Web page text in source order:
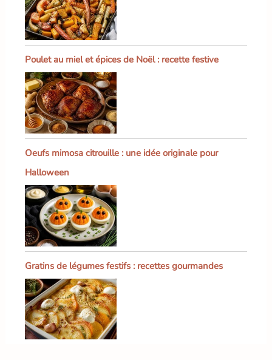
Poulet au miel et épices de Noël : recette festive
Oeufs mimosa citrouille : une idée originale pour
Halloween
Gratins de légumes festifs : recettes gourmandes